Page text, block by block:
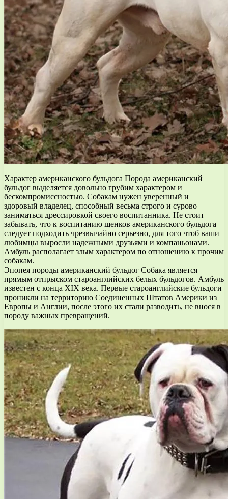
Характер американского бульдога Порода американский
бульдог выделяется довольно грубим характером и
бескомпромиссностью. Собакам нужен уверенный и
здоровый владелец, способный весьма строго и сурово
заниматься дрессировкой своего воспитанника. Не стоит
забывать, что к воспитанию щенков американского бульдога
следует подходить чрезвычайно серьезно, для того чтоб ваши
любимцы выросли надежными друзьями и компаньонами.
Амбуль располагает злым характером по отношению к прочим
собакам.
Эпопея породы американский бульдог Собака является
прямым отпрыском староанглийских белых бульдогов. Амбуль
известен с конца XIX века. Первые староанглийские бульдоги
проникли на территорию Соединенных Штатов Америки из
Европы и Англии, после этого их стали разводить, не внося в
породу важных превращений.